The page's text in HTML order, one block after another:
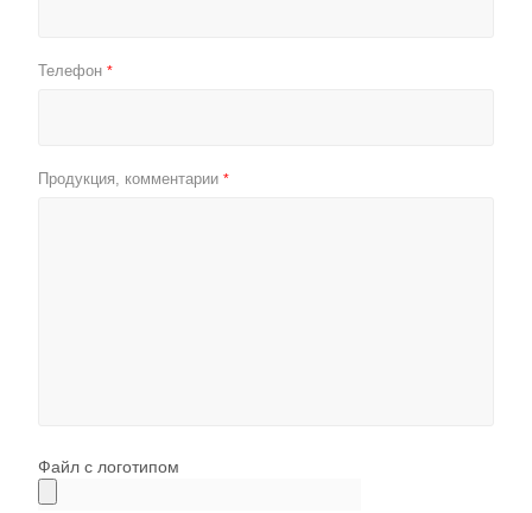
Телефон *
Продукция, комментарии *
Файл с логотипом